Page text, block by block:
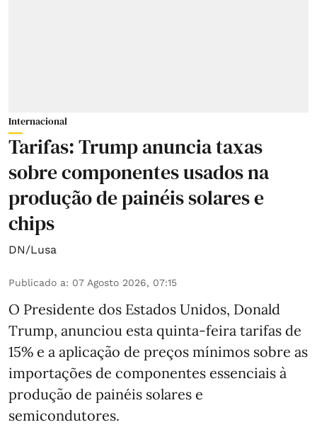
Internacional
Tarifas: Trump anuncia taxas
sobre componentes usados na
produção de painéis solares e
chips
DN/Lusa
Publicado a: 07 Agosto 2026, 07:15
O Presidente dos Estados Unidos, Donald
Trump, anunciou esta quinta-feira tarifas de
15% e a aplicação de preços mínimos sobre as
importações de componentes essenciais à
produção de painéis solares e
semicondutores.